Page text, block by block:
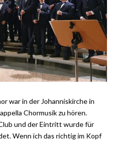
war in der Johanniskirche in
Chormusik zu hören.
und der Eintritt wurde für
Wenn ich das richtig im Kopf